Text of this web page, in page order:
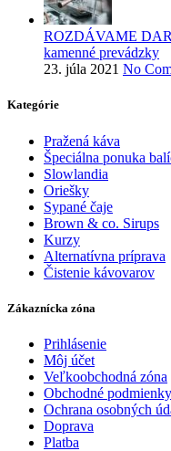
ROZDÁVAME
kamenné prevádzky
23. júla 2021 No
Kategórie
Pražená káva
Špeciálna ponuka
Slowlandia
Oriešky
Sypané čaje
Brown & co. Sirups
Kurzy
Alternatívna príprava
Čistenie kávovarov
Zákaznícka zóna
Prihlásenie
Môj účet
Veľkoobchodná zóna
Obchodné podmienky
Ochrana osobných
Doprava
Platba